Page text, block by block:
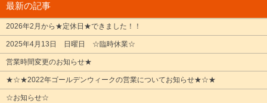
最新の記事
2026年2月から★定休日★できました！！
2025年4月13日 日曜日 ☆臨時休業☆
営業時間変更のお知らせ★
★☆★2022年ゴールデンウィークの営業についてお知らせ★☆★
☆お知らせ☆